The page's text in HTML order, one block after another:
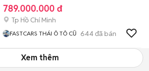
789.000.000 đ
Tp Hồ Chí Minh
FASTCARS THÁI Ô TÔ CŨ 644đã bán
Xem thêm